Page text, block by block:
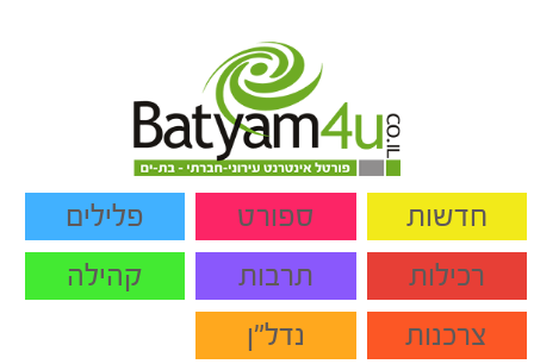
חדשות ספורט
פלילים
רכילות
תרבות
קהילה
צרכנות
נדל"ן